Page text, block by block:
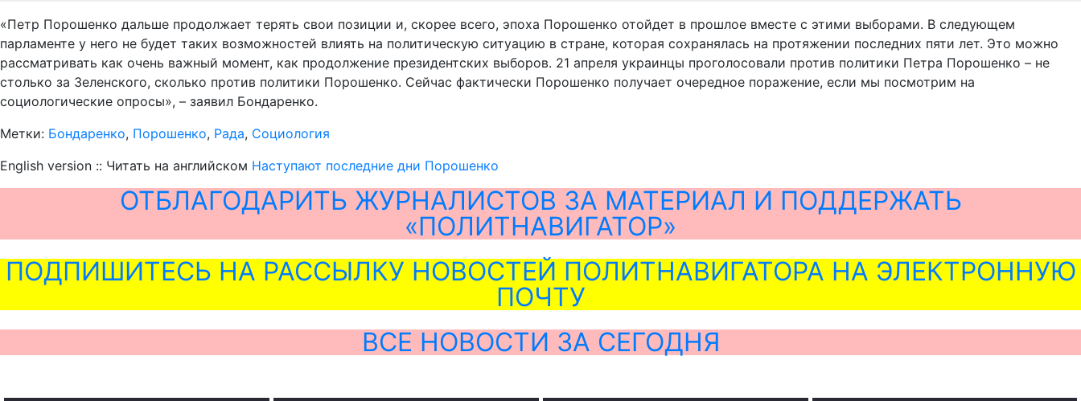
«Петр Порошенко дальше продолжает терять свои позиции и, скорее всего, эпоха Порошенко отойдет в прошлое вместе с этими выборами. В следующем
парламенте у него не будет таких возможностей влиять на политическую ситуацию в стране, которая сохранялась на протяжении последних пяти лет. Это можно
рассматривать как очень важный момент, как продолжение президентских выборов. 21 апреля украинцы проголосовали против политики Петра Порошенко – не
столько за Зеленского, сколько против политики Порошенко. Сейчас фактически Порошенко получает очередное поражение, если мы посмотрим на
социологические опросы», – заявил Бондаренко.
Метки: Бондаренко, Порошенко, Рада, Социология
English version :: Читать на английском Наступают последние дни Порошенко
ОТБЛАГОДАРИТЬ ЖУРНАЛИСТОВ ЗА МАТЕРИАЛ И ПОДДЕРЖАТЬ
«ПОЛИТНАВИГАТОР»
ПОДПИШИТЕСЬ НА РАССЫЛКУ НОВОСТЕЙ ПОЛИТНАВИГАТОРА НА ЭЛЕКТРОННУЮ
ПОЧТУ
ВСЕ НОВОСТИ ЗА СЕГОДНЯ